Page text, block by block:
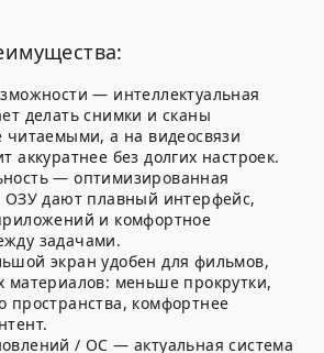
— интеллектуальная
делать снимки и сканы
читаемыми, а на видеосвязи
аккуратнее без долгих настроек.
— оптимизированная
ОЗУ дают плавный интерфейс,
и комфортное
задачами.
экран удобен для фильмов,
материалов: меньше прокрутки,
пространства, комфортнее
/ ОС — актуальная система